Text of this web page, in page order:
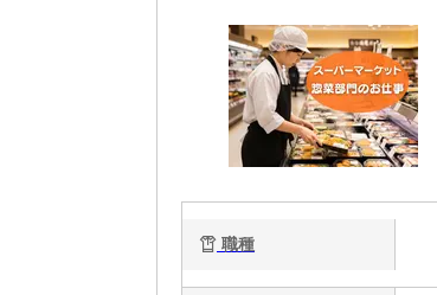
職種